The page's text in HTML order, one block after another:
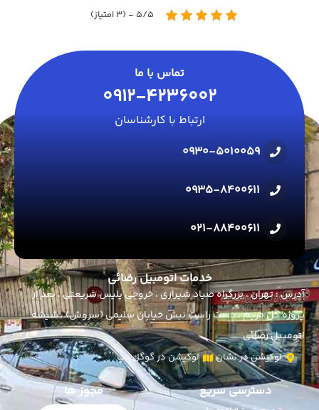
5/5 - (3 امتیاز)
تماس با ما
0912-4236002
ارتباط با کارشناسان
0930-5010059
0935-8400611
021-88400611
خدمات اتومبیل رضائی
آدرس : تهران ، بزرگراه صیاد شیرازی ، خروجی پلیس شریعتی ، بعد از
پروژه گل مریم ، دست راست نبش خیابان سلیمی (سروش) ، شیشه
اتومبیل رضائی
لوکیشن در نشان لوکیشن در گوگل مپ
دسترسی سریع مجوز ها